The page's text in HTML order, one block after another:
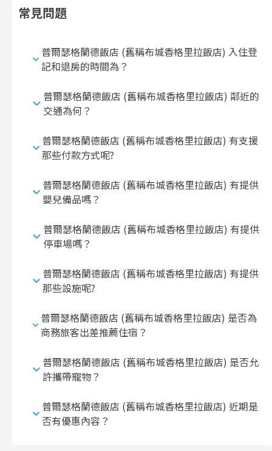
常見問題
普爾瑟格蘭德飯店 (舊稱布城香格里拉飯店) 入住登
記和退房的時間為？
普爾瑟格蘭德飯店 (舊稱布城香格里拉飯店) 鄰近的
交通為何？
普爾瑟格蘭德飯店 (舊稱布城香格里拉飯店) 有支援
那些付款方式呢?
普爾瑟格蘭德飯店 (舊稱布城香格里拉飯店) 有提供
嬰兒備品嗎？
普爾瑟格蘭德飯店 (舊稱布城香格里拉飯店) 有提供
停車場嗎？
普爾瑟格蘭德飯店 (舊稱布城香格里拉飯店) 有提供
那些設施呢?
普爾瑟格蘭德飯店 (舊稱布城香格里拉飯店) 是否為
商務旅客出差推薦住宿？
普爾瑟格蘭德飯店 (舊稱布城香格里拉飯店) 是否允
許攜帶寵物？
普爾瑟格蘭德飯店 (舊稱布城香格里拉飯店) 近期是
否有優惠內容？